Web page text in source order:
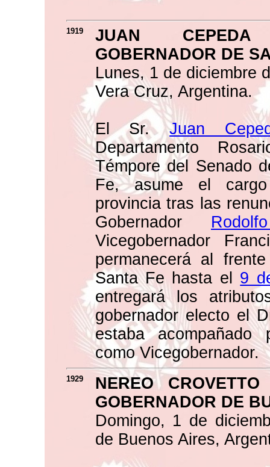
1919
JUAN
GOBERNADOR DE
Lunes, 1 de diciembre
Vera Cruz, Argentina.
El Sr.Juan
Departamento
Témpore del Senado
Fe, asume el
provincia tras las
Gobernador
Vicegobernador
permanecerá al
Santa Fe hasta el 9
entregará los
gobernador electo el
estaba acompañado
como Vicegobernador.
1929
NEREO
GOBERNADOR DE
Domingo, 1 de
de Buenos Aires,